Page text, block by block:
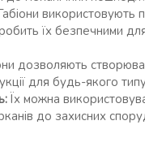
використовують
їх безпечними
дозволяють
для будь-якого
Їх можна
до захисних